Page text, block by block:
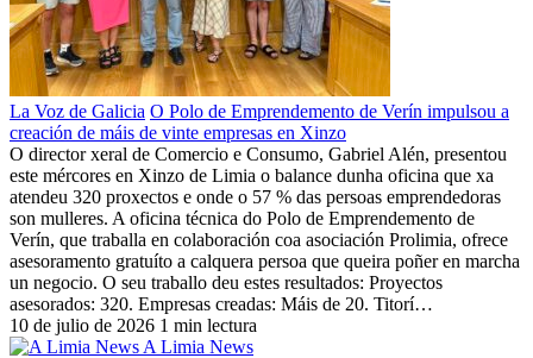
La Voz de Galicia O Polo de Emprendemento de Verín impulsou a
creación de máis de vinte empresas en Xinzo
O director xeral de Comercio e Consumo, Gabriel Alén, presentou
este mércores en Xinzo de Limia o balance dunha oficina que xa
atendeu 320 proxectos e onde o 57 % das persoas emprendedoras
son mulleres. A oficina técnica do Polo de Emprendemento de
Verín, que traballa en colaboración coa asociación Prolimia, ofrece
asesoramento gratuíto a calquera persoa que queira poñer en marcha
un negocio. O seu traballo deu estes resultados: Proyectos
asesorados: 320. Empresas creadas: Máis de 20. Titorí…
10 de julio de 2026 1 min lectura
A Limia News